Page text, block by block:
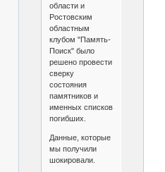
области и
Ростовским
областным
клубом "Память-
Поиск" было
решено провести
сверку
состояния
памятников и
именных списков
погибших.
Данные, которые
мы получили
шокировали.